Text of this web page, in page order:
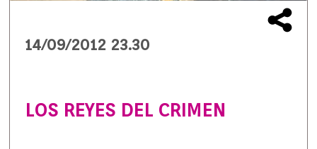
14/09/2012 23.30
LOS REYES DEL CRIMEN